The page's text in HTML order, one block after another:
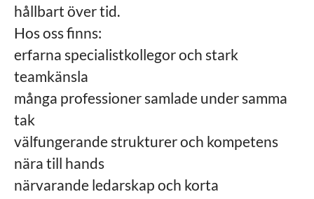
hållbart över tid.
Hos oss finns:
erfarna specialistkollegor och stark
teamkänsla
många professioner samlade under samma
tak
välfungerande strukturer och kompetens
nära till hands
närvarande ledarskap och korta